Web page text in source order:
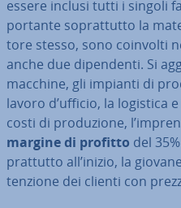
essere inclusi tutti i singoli
por­tan­te so­prat­tut­to la
to­re stesso, sono coinvolti
anche due di­pen­den­ti. Si
macchine, gli impianti di
lavoro d’ufficio, la logistica
costi di pro­du­zio­ne,
margine di profitto del
prat­tut­to all’inizio, la
ten­zio­ne dei clienti con